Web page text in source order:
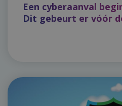
Een cyberaanval
Dit gebeurt er vóór